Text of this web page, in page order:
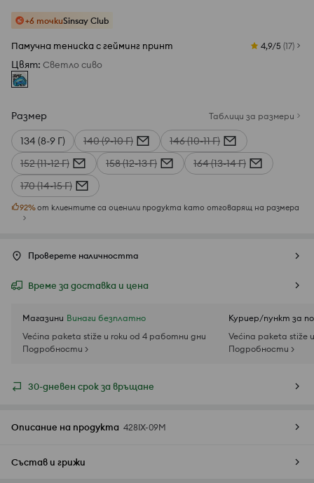
+6 точкиSinsay Club
Памучна тениска с гейминг принт 4,9/5 (17)
Цвят: Светло сиво
Размер Таблици за размери
134 (8-9 Г) 140 (9-10 Г)
146 (10-11 Г)
152 (11-12 Г)
158 (12-13 Г)
164 (13-14 Г)
170 (14-15 Г)
92%от клиентите са оценили продукта като отговарящ на размера
Проверете наличността
Време за доставка и цена
Магазини Винаги безплатно
Većina paketa stiže u roku od 4 работни дни
Подробности >
Куриер/пункт за
Većina paketa stiže
Подробности >
30-дневен срок за връщане
Описание на продукта 428IX-09M
Състав и грижи